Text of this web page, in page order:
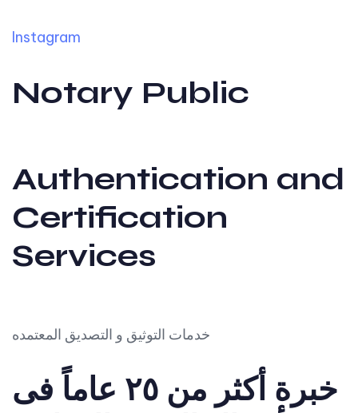
Instagram
Notary Public
Authentication and
Certification
Services
خدمات التوثيق و التصديق المعتمده
خبرة أكثر من ٢٥ عاماً فى